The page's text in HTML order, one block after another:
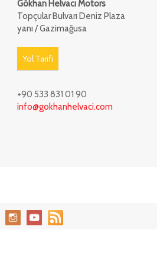
Gökhan Helvacı Motors
Topçular Bulvarı Deniz Plaza
yanı / Gazimağusa
Yol Tarifi
+90 533 831 01 90
info@gokhanhelvaci.com